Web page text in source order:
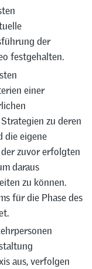
der
festgehalten.
einer
zu deren
die eigene
zuvor erfolgten
daraus
zu können.
für die Phase des
aus, verfolgen